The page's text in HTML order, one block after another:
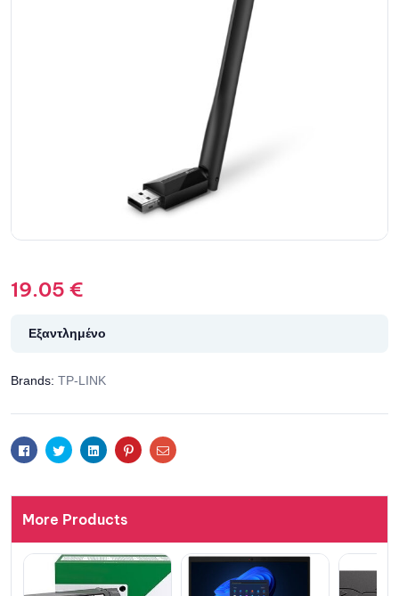
19.05 €
Εξαντλημένο
Brands: TP-LINK
FacebookTwitterLinkedinPinterestEmail
More Products